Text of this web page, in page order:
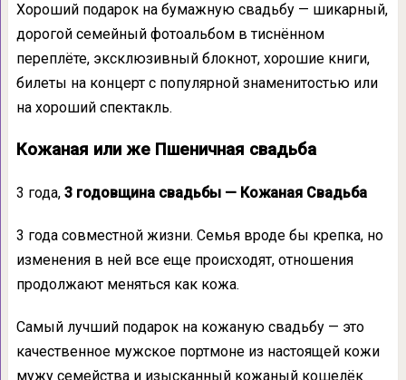
Хороший подарок на бумажную свадьбу — шикарный,
дорогой семейный фотоальбом в тиснённом
переплёте, эксклюзивный блокнот, хорошие книги,
билеты на концерт с популярной знаменитостью или
на хороший спектакль.
Кожаная или же Пшеничная свадьба
3 года, 3 годовщина свадьбы — Кожаная Свадьба
3 года совместной жизни. Семья вроде бы крепка, но
изменения в ней все еще происходят, отношения
продолжают меняться как кожа.
Самый лучший подарок на кожаную свадьбу — это
качественное мужское портмоне из настоящей кожи
мужу семейства и изысканный кожаный кошелёк